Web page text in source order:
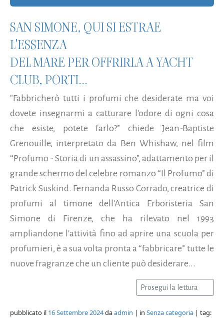
SAN SIMONE, QUI SI ESTRAE
L'ESSENZA
DEL MARE PER OFFRIRLA A YACHT
CLUB, PORTI...
"Fabbricherò tutti i profumi che desiderate ma voi
dovete insegnarmi a catturare l'odore di ogni cosa
che esiste, potete farlo?” chiede Jean-Baptiste
Grenouille, interpretato da Ben Whishaw, nel film
“Profumo - Storia di un assassino”, adattamento per il
grande schermo del celebre romanzo “Il Profumo” di
Patrick Suskind. Fernanda Russo Corrado, creatrice di
profumi al timone dell'Antica Erboristeria San
Simone di Firenze, che ha rilevato nel 1993
ampliandone l'attività fino ad aprire una scuola per
profumieri, è a sua volta pronta a “fabbricare” tutte le
nuove fragranze che un cliente può desiderare...
Prosegui la lettura
pubblicato il 16 Settembre 2024daadmin | in Senza categoria | tag: